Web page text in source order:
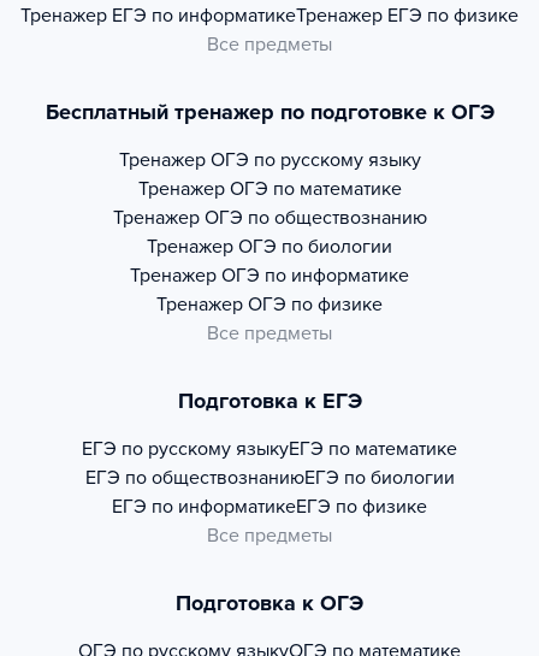
Тренажер ЕГЭ по информатикеТренажер ЕГЭ по физике
Все предметы
Бесплатный тренажер по подготовке к ОГЭ
Тренажер ОГЭ по русскому языку
Тренажер ОГЭ по математике
Тренажер ОГЭ по обществознанию
Тренажер ОГЭ по биологии
Тренажер ОГЭ по информатике
Тренажер ОГЭ по физике
Все предметы
Подготовка к ЕГЭ
ЕГЭ по русскому языкуЕГЭ по математике
ЕГЭ по обществознаниюЕГЭ по биологии
ЕГЭ по информатикеЕГЭ по физике
Все предметы
Подготовка к ОГЭ
ОГЭ по русскому языкуОГЭ по математике